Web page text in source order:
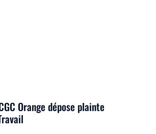
Orange dépose plainte